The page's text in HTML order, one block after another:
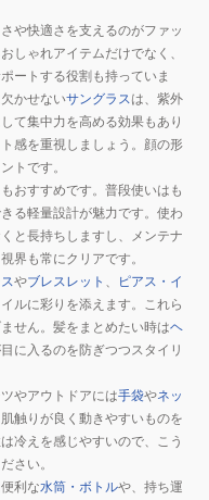
や快適さを支えるのがファッ
しゃれアイテムだけでなく、
ートする役割も持っていま
かせないサングラスは、紫外
て集中力を高める効果もあり
感を重視しましょう。顔の形
トです。
もおすすめです。普段使いはも
る軽量設計が魅力です。使わ
と長持ちしますし、メンテナ
界も常にクリアです。
やブレスレット 、
ピアス・イ
ルに彩りを添えます。これら
せん。髪をまとめたい時はヘ
に入るのを防ぎつつスタイリ
やアウトドアには手袋やネッ
触りが良く動きやすいものを
冷えを感じやすいので、こう
さい。
利な水筒・ボトルや、持ち運